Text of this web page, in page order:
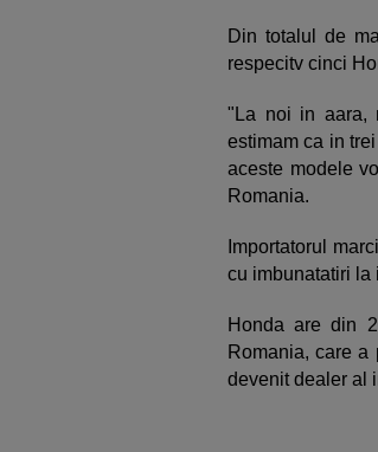
Din totalul de
respecitv cinci
"La noi in aara,
estimam ca in
aceste modele
Romania.
Importatorul
cu imbunatatiri la
Honda are din
Romania, care a
devenit dealer al